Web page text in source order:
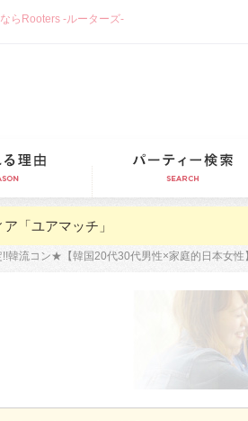
らRooters -ルーターズ-
「ユアマッチ」
!!韓流コン★【韓国20代30代男性×家庭的日本女